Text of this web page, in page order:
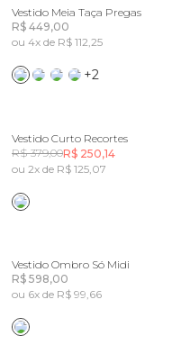
Vestido Meia Taça Pregas
R$ 449,00
ou 4x de R$ 112,25
+2
Vestido Curto Recortes
R$ 379,00R$ 250,14
ou 2x de R$ 125,07
Vestido Ombro Só Midi
R$ 598,00
ou 6x de R$ 99,66